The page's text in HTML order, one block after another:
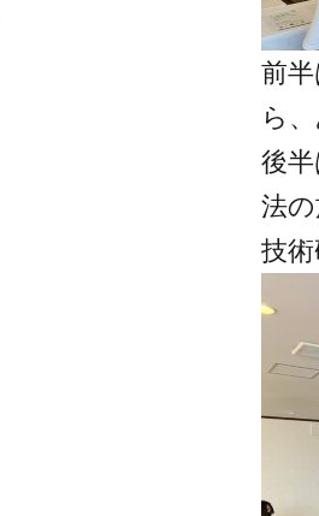
前
ら
後
法
技